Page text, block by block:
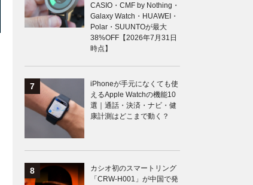
CASIO・CMF by Nothing・
Galaxy Watch・HUAWEI・
Polar・SUUNTOが最大
38%OFF【2026年7月31日
時点】
iPhoneが手元になくても使
えるApple Watchの機能10
選｜通話・決済・ナビ・健
康計測はどこまで動く？
カシオ初のスマートリング
「CRW-H001」が中国で発